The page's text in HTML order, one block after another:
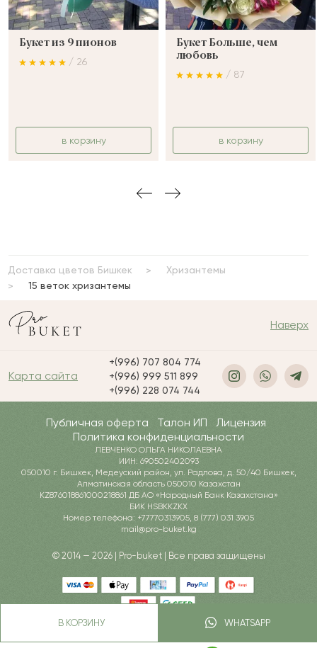
В КОРЗИНУ WHATSAPP
Букет из 9 пионов
/ 26
в корзину
Букет Больше, чем
любовь
/ 87
в корзину
Доставка цветов Бишкек
Хризантемы
15 веток хризантемы
Наверх
Карта сайта
+(996) 707 804 774
+(996) 999 511 899
+(996) 228 074 744
Публичная оферта Талон ИП
Лицензия
Политика конфиденциальности
ЛЕВЧЕНКО ОЛЬГА НИКОЛАЕВНА
ИИН: 690502402093
050010 г. Бишкек, Медеуский район, ул. Радлова, д. 50/40 Бишкек,
Алматинская область 050010 Казахстан
KZ876018861000218861 ДБ АО «Народный Банк Казахстана»
БИК HSBKKZKX
Номер телефона: +77770313905, 8 (777) 031 3905
mail@pro-buket.kg
© 2014 — 2026 | Pro-buket | Все права защищены